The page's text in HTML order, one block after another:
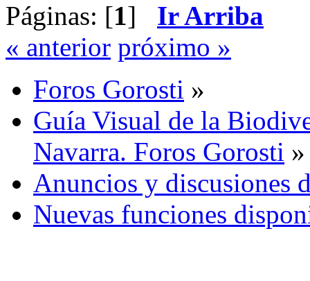
Páginas: [1] Ir Arriba
« anterior próximo »
Foros Gorosti »
Guía Visual de la
Navarra. Foros Gorosti »
Anuncios y discusiones
Nuevas funciones